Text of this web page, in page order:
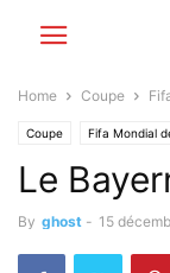
Home Coupe
Coupe Fifa Mondial
Le
By ghost - 15